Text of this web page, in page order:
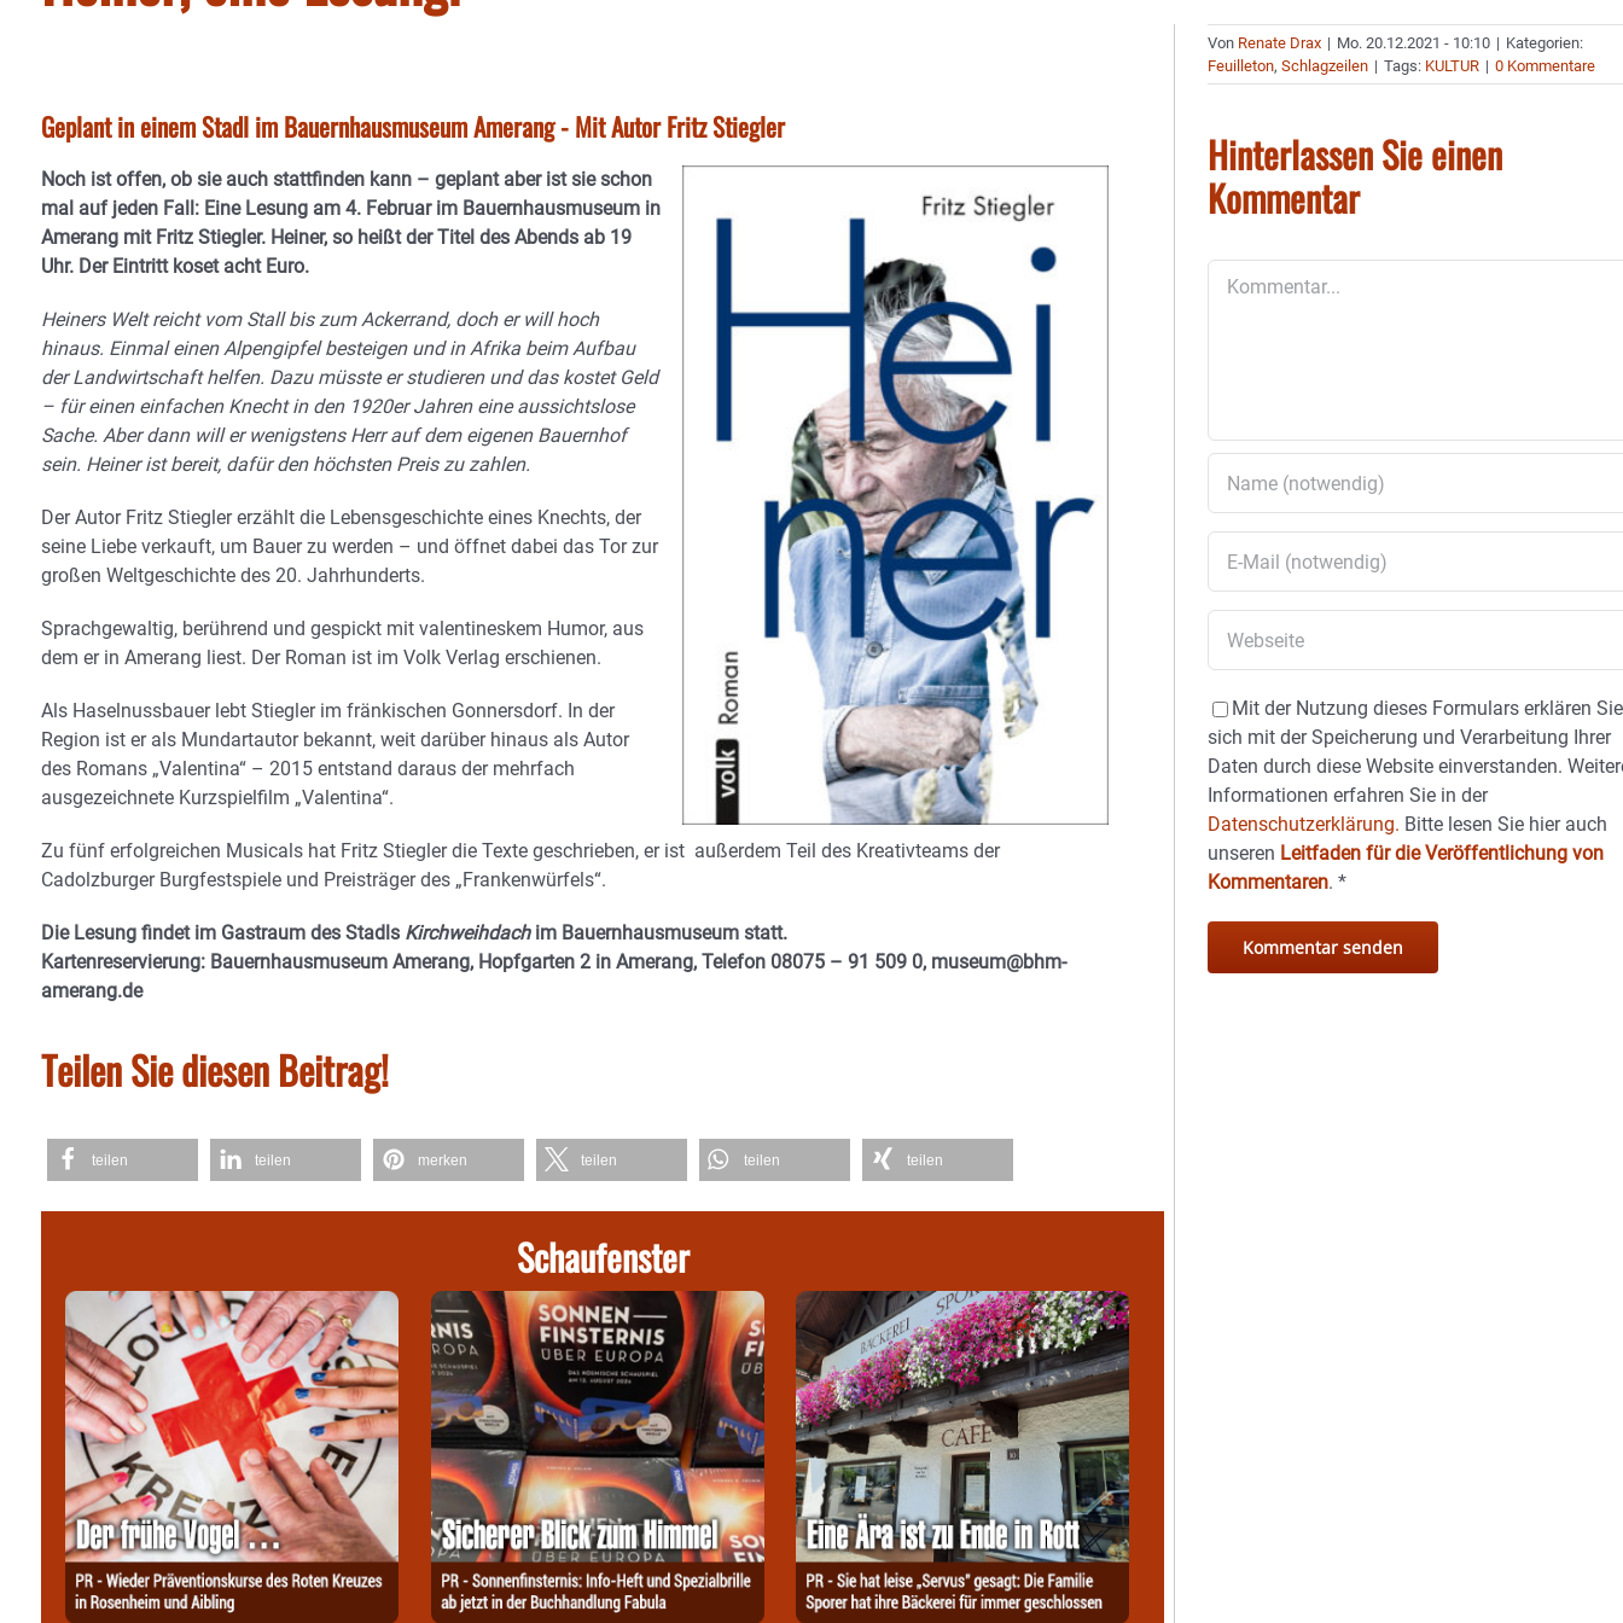
Geplant in einem Stadl im Bauernhausmuseum Amerang - Mit Autor Fritz Stiegler
Noch ist offen, ob sie auch stattfinden kann – geplant aber ist sie schon
mal auf jeden Fall: Eine Lesung am 4. Februar im Bauernhausmuseum in
Amerang mit Fritz Stiegler. Heiner, so heißt der Titel des Abends ab 19
Uhr. Der Eintritt koset acht Euro.
Heiners Welt reicht vom Stall bis zum Ackerrand, doch er will hoch
hinaus. Einmal einen Alpengipfel besteigen und in Afrika beim Aufbau
der Landwirtschaft helfen. Dazu müsste er studieren und das kostet Geld
– für einen einfachen Knecht in den 1920er Jahren eine aussichtslose
Sache. Aber dann will er wenigstens Herr auf dem eigenen Bauernhof
sein. Heiner ist bereit, dafür den höchsten Preis zu zahlen.
Der Autor Fritz Stiegler erzählt die Lebensgeschichte eines Knechts, der
seine Liebe verkauft, um Bauer zu werden – und öffnet dabei das Tor zur
großen Weltgeschichte des 20. Jahrhunderts.
Sprachgewaltig, berührend und gespickt mit valentineskem Humor, aus
dem er in Amerang liest. Der Roman ist im Volk Verlag erschienen.
Als Haselnussbauer lebt Stiegler im fränkischen Gonnersdorf. In der
Region ist er als Mundartautor bekannt, weit darüber hinaus als Autor
des Romans „Valentina“ – 2015 entstand daraus der mehrfach
ausgezeichnete Kurzspielfilm „Valentina“.
Zu fünf erfolgreichen Musicals hat Fritz Stiegler die Texte geschrieben, er ist außerdem Teil des Kreativteams der
Cadolzburger Burgfestspiele und Preisträger des „Frankenwürfels“.
Die Lesung findet im Gastraum des Stadls Kirchweihdachim Bauernhausmuseum statt.
Kartenreservierung: Bauernhausmuseum Amerang, Hopfgarten 2 in Amerang, Telefon 08075 – 91 509 0, museum@bhm-
amerang.de
Teilen Sie diesen Beitrag!
teilen teilen merken teilen teilen teilen
Schaufenster
Von Renate Drax | Mo. 20.12.2021 - 10:10 | Kategorien:
Feuilleton,Schlagzeilen | Tags: KULTUR | 0 Kommentare
Hinterlassen Sie einen
Kommentar
Mit der Nutzung dieses Formulars erklären Sie
sich mit der Speicherung und Verarbeitung Ihrer
Daten durch diese Website einverstanden.
Informationen erfahren Sie in der
Datenschutzerklärung. Bitte lesen Sie hier auch
unseren Leitfaden für die Veröffentlichung von
Kommentaren.*